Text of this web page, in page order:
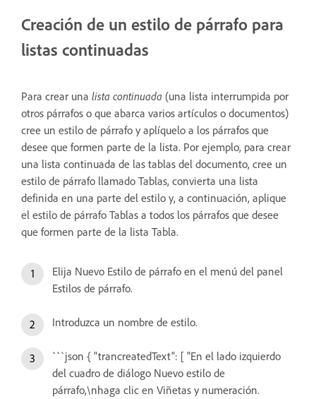
Creación de un estilo de párrafo para
listas continuadas
Para crear una lista continuada (una lista interrumpida por
otros párrafos o que abarca varios artículos o documentos)
cree un estilo de párrafo y aplíquelo a los párrafos que
desee que formen parte de la lista. Por ejemplo, para crear
una lista continuada de las tablas del documento, cree un
estilo de párrafo llamado Tablas, convierta una lista
definida en una parte del estilo y, a continuación, aplique
el estilo de párrafo Tablas a todos los párrafos que desee
que formen parte de la lista Tabla.
Elija Nuevo Estilo de párrafo en el menú del panel
Estilos de párrafo.
Introduzca un nombre de estilo.
```json { "trancreatedText": [ "En el lado izquierdo
del cuadro de diálogo Nuevo estilo de
párrafo,\nhaga clic en Viñetas y numeración.